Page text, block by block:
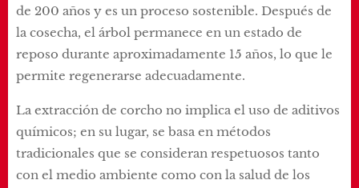
de 200 años y es un proceso sostenible. Después de
la cosecha, el árbol permanece en un estado de
reposo durante aproximadamente 15 años, lo que le
permite regenerarse adecuadamente.
La extracción de corcho no implica el uso de aditivos
químicos; en su lugar, se basa en métodos
tradicionales que se consideran respetuosos tanto
con el medio ambiente como con la salud de los